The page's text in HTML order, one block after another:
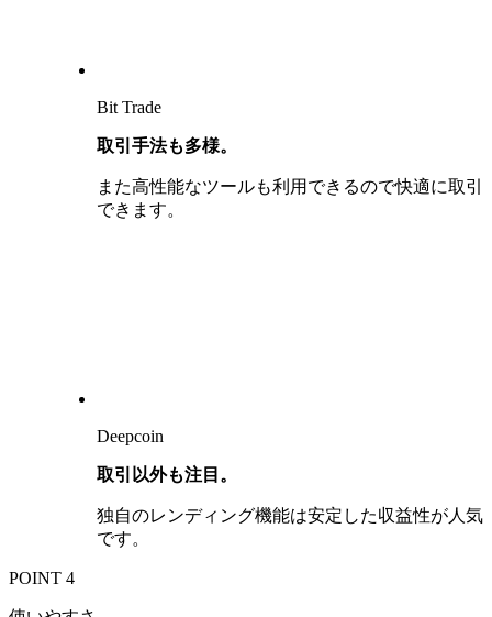
Bit Trade
取引手法も多様。
また高性能なツールも利用できるので快適に取引
できます。
Deepcoin
取引以外も注目。
独自のレンディング機能は安定した収益性が人気
です。
POINT 4